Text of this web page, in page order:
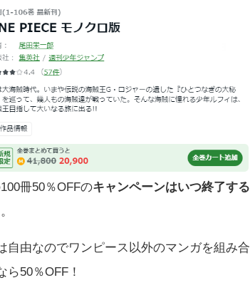
冊50％OFFのキャンペーンはいつ終了する
自由なのでワンピース以外のマンガを組み合
ら50％OFF！